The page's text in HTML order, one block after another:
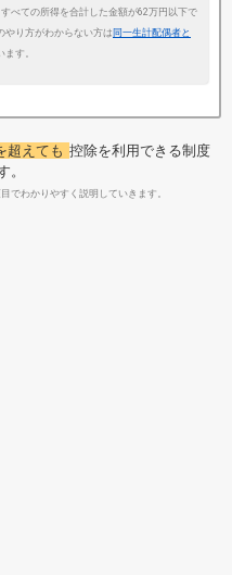
べての所得を合計した金額が62万円以下で
やり方がわからない方は 同一生計配偶者と
す。
超えても 控除を利用できる制度
。
でわかりやすく説明していきます。